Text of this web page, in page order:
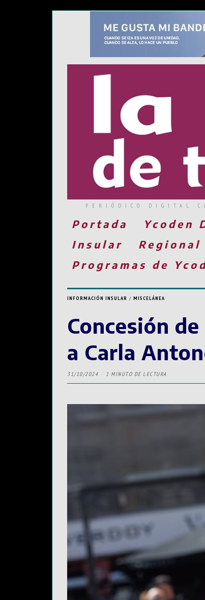
PERIÓDICO DIGITAL
Portada Ycoden
Insular
Regional
Programas de
INFORMACIÓN INSULAR / MISCELÁNEA
Concesión
a Carla
31/10/2024 1 MINUTO DE LECTURA